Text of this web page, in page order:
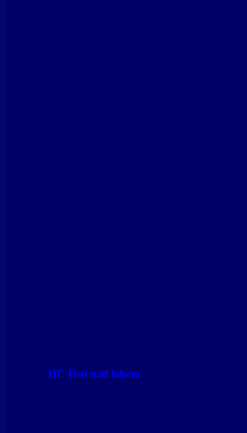
HC Ústí nad labem